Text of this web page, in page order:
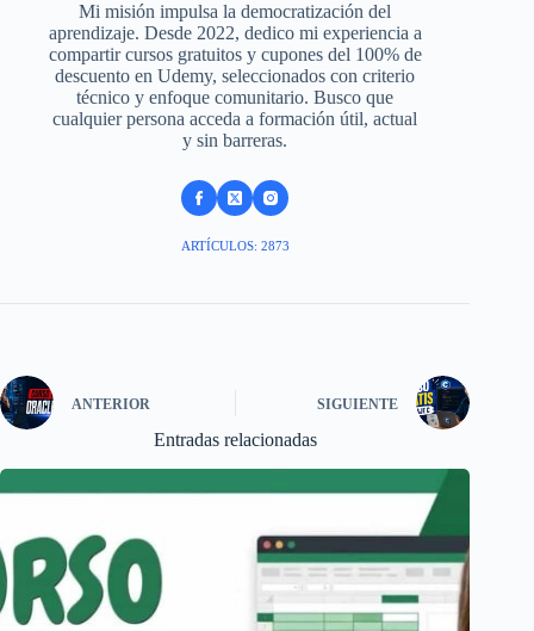
Mi misión impulsa la democratización del
aprendizaje. Desde 2022, dedico mi experiencia a
compartir cursos gratuitos y cupones del 100% de
descuento en Udemy, seleccionados con criterio
técnico y enfoque comunitario. Busco que
cualquier persona acceda a formación útil, actual
y sin barreras.
ARTÍCULOS: 2873
ANTERIOR SIGUIENTE
Entradas relacionadas